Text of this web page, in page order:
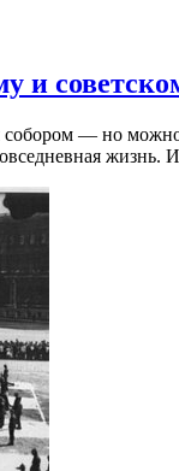
и
— но можно
жизнь.